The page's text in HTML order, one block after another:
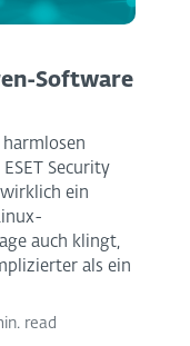
Software
Security
ein
auch klingt,
als ein
read